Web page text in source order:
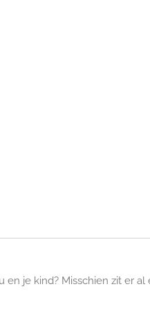
je kind? Misschien zit er al